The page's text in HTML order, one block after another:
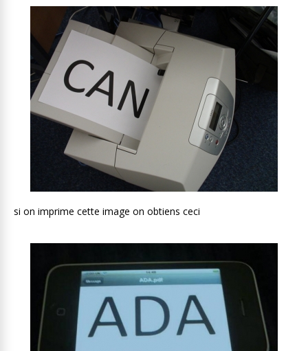
si on imprime cette image on obtiens ceci